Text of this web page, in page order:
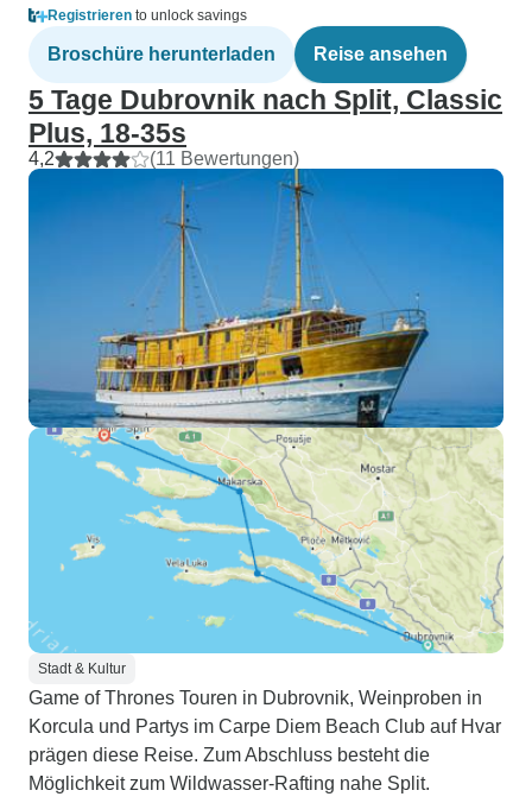
Registrieren to unlock savings
Broschüre herunterladen Reise ansehen
5 Tage Dubrovnik nach Split, Classic
Plus, 18-35s
4,2 (11 Bewertungen)
Stadt & Kultur
Game of Thrones Touren in Dubrovnik, Weinproben in
Korcula und Partys im Carpe Diem Beach Club auf Hvar
prägen diese Reise. Zum Abschluss besteht die
Möglichkeit zum Wildwasser-Rafting nahe Split.